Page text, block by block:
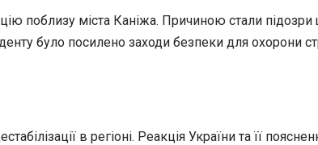
поблизу міста Каніжа. Причиною стали
було посилено заходи безпеки для охорони
в регіоні. Реакція України та її